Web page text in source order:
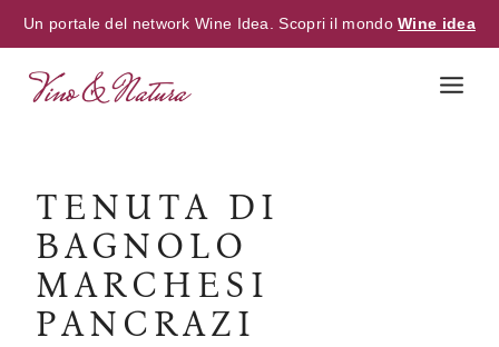
Un portale del network Wine Idea. Scopri il mondoWine idea
TENUTA DI
BAGNOLO
MARCHESI
PANCRAZI